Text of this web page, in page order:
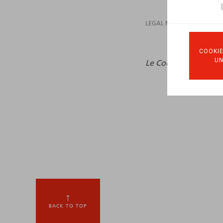
LEGAL MAGAZINES
Le Courrier Fiscal ,
BACK TO TOP